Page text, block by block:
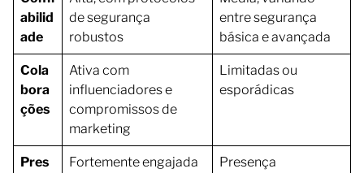
abilid
ade
de segurança
robustos
entre segurança
básica e avançada
Cola
bora
ções
Ativa com
influenciadores e
compromissos de
marketing
Limitadas ou
esporádicas
Pres
Fortemente engajada
Presença